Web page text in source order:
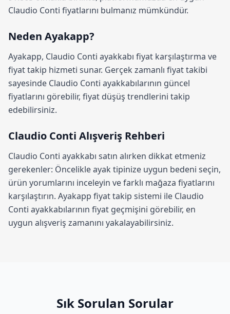
Claudio Conti fiyatlarını bulmanız mümkündür.
Neden Ayakapp?
Ayakapp, Claudio Conti ayakkabı fiyat karşılaştırma ve
fiyat takip hizmeti sunar. Gerçek zamanlı fiyat takibi
sayesinde Claudio Conti ayakkabılarının güncel
fiyatlarını görebilir, fiyat düşüş trendlerini takip
edebilirsiniz.
Claudio Conti Alışveriş Rehberi
Claudio Conti ayakkabı satın alırken dikkat etmeniz
gerekenler: Öncelikle ayak tipinize uygun bedeni seçin,
ürün yorumlarını inceleyin ve farklı mağaza fiyatlarını
karşılaştırın. Ayakapp fiyat takip sistemi ile Claudio
Conti ayakkabılarının fiyat geçmişini görebilir, en
uygun alışveriş zamanını yakalayabilirsiniz.
Sık Sorulan Sorular